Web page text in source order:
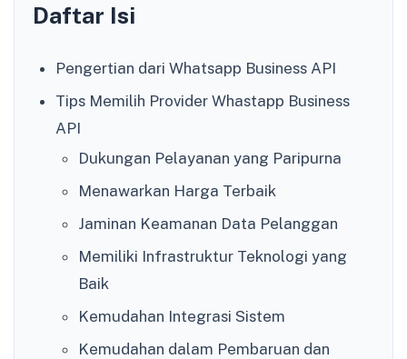
Daftar Isi
Pengertian dari Whatsapp Business API
Tips Memilih Provider Whastapp Business
API
Dukungan Pelayanan yang Paripurna
Menawarkan Harga Terbaik
Jaminan Keamanan Data Pelanggan
Memiliki Infrastruktur Teknologi yang
Baik
Kemudahan Integrasi Sistem
Kemudahan dalam Pembaruan dan